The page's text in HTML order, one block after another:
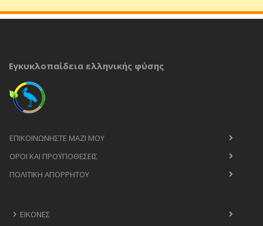
Εγκυκλοπαίδεια ελληνικής φύσης
ΕΠΙΚΟΙΝΩΝΉΣΤΕ ΜΑΖΊ ΜΟΥ
ΟΡΟΙ ΚΑΙ ΠΡΟΫΠΟΘΈΣΕΙΣ
ΠΟΛΙΤΙΚΉ ΑΠΟΡΡΉΤΟΥ
ΕΙΚΌΝΕΣ